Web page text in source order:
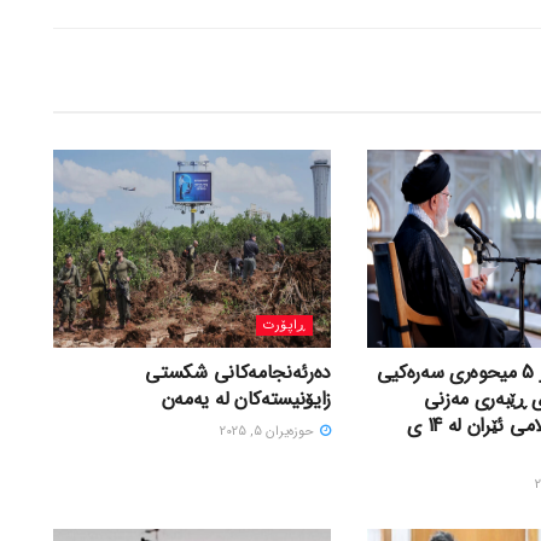
شیکارییەک بۆ 5 میحوەری سەرەکیی
ڕێبەری مەزنی
شۆڕشی ئیسلامی ئێران لە 14 ی
ڕاپۆرت
دەرئەنجامەکانی شکستی
زایۆنیستەکان لە یەمەن
حوزه‌یران 5, 2025